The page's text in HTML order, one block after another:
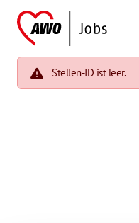
Stellen-ID ist leer.